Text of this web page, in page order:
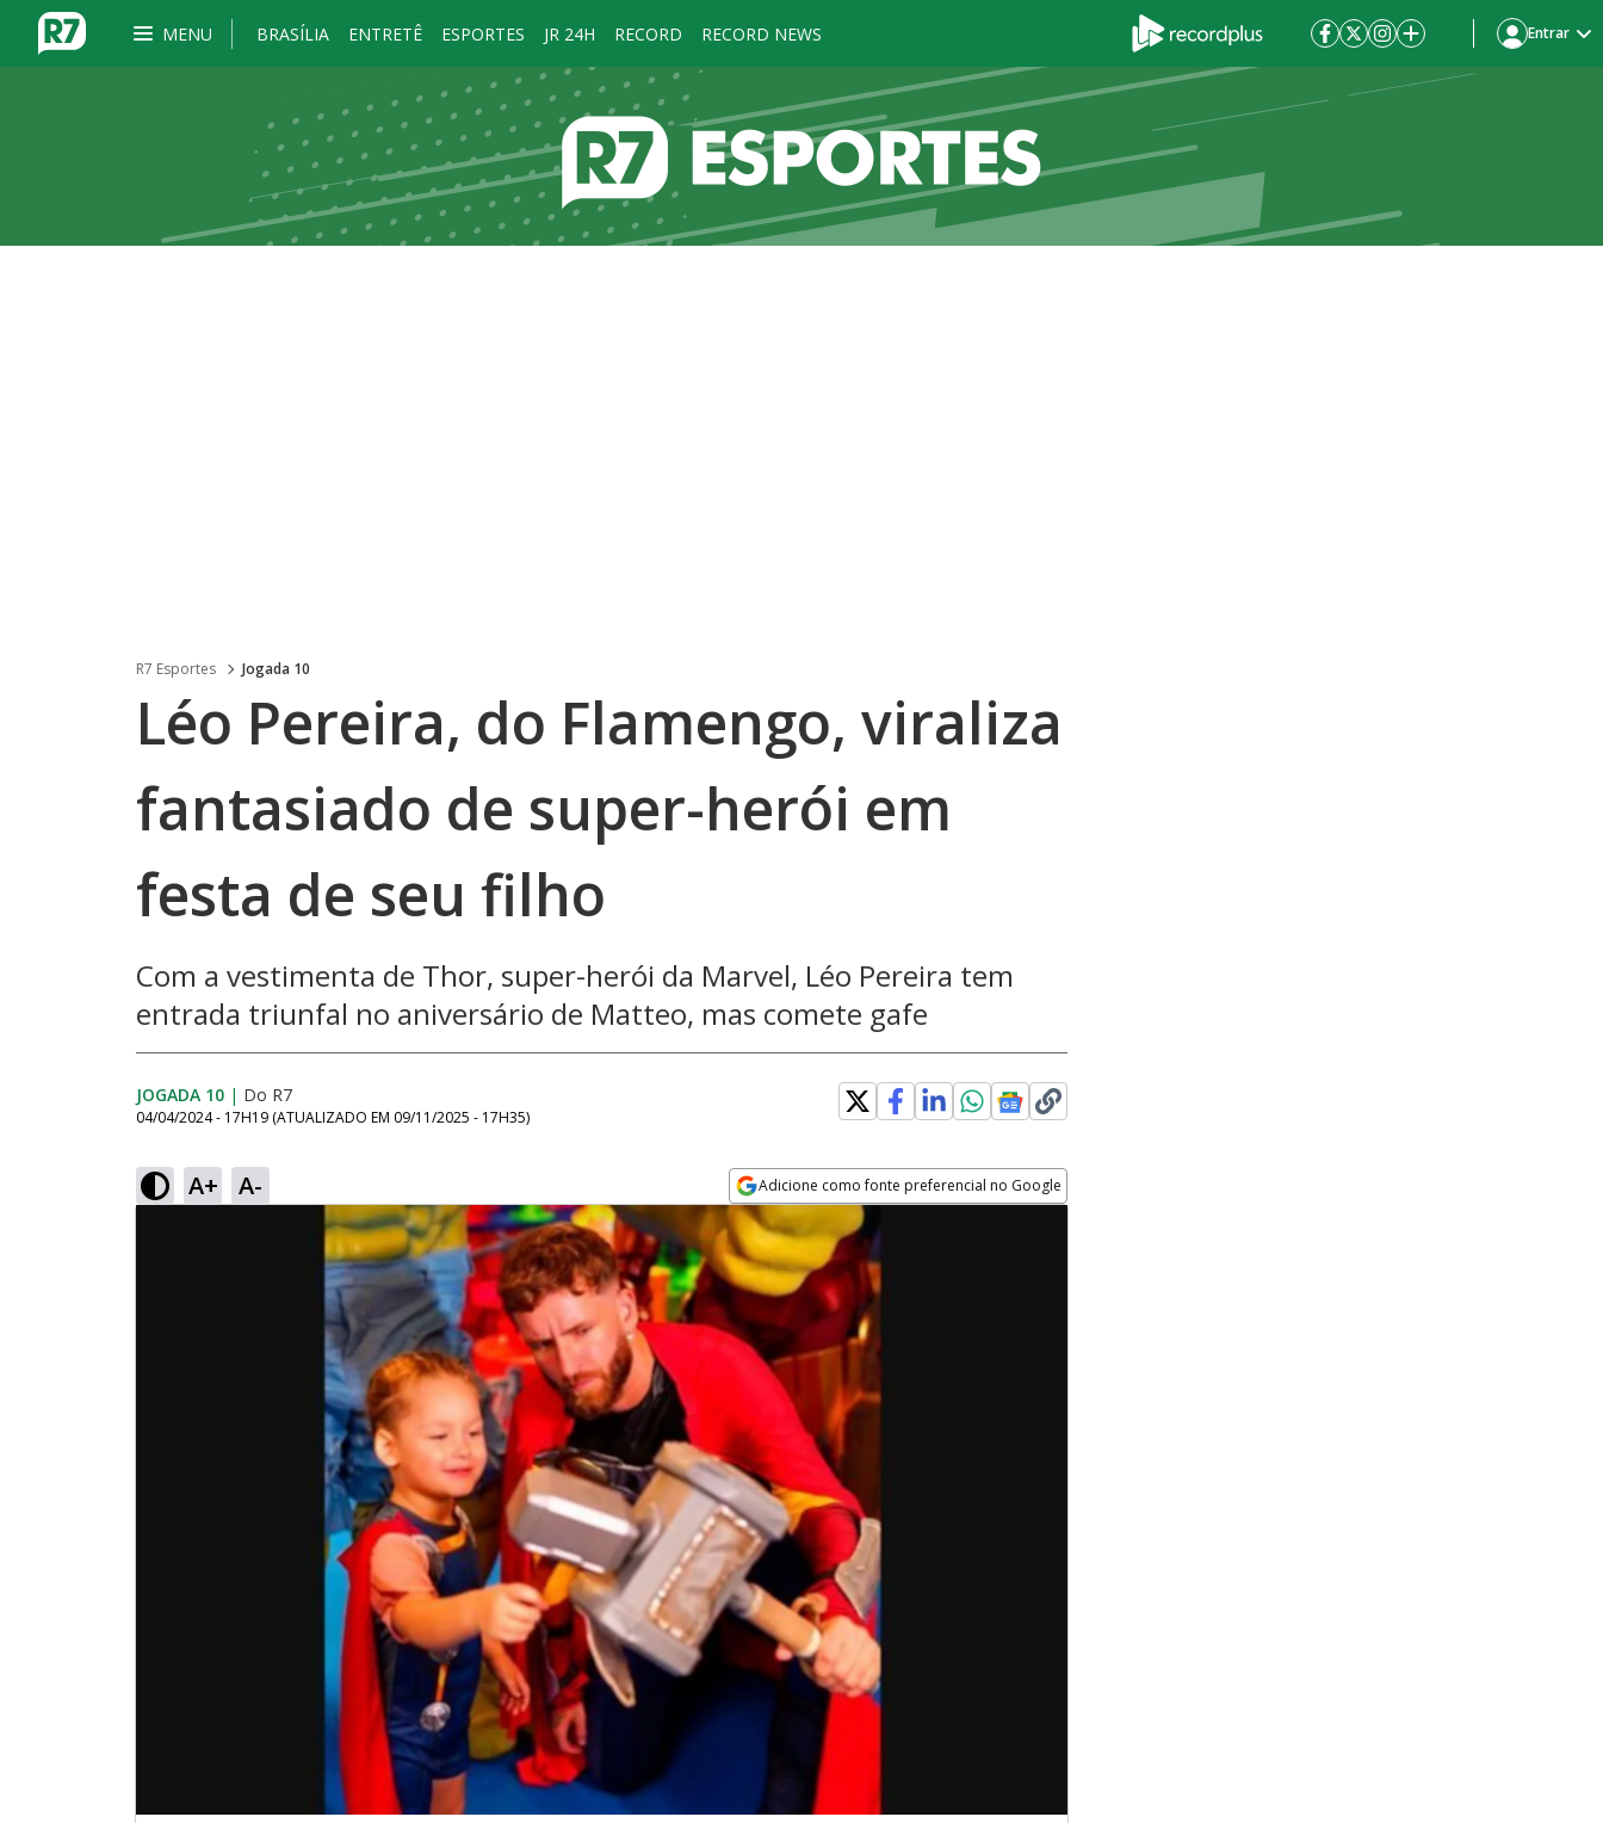
MENU BRASÍLIA ENTRETÊ ESPORTES JR 24H RECORD RECORD NEWS Entrar
R7 Esportes Jogada 10
Léo Pereira, do Flamengo, viraliza
fantasiado de super-herói em
festa de seu filho
Com a vestimenta de Thor, super-herói da Marvel, Léo Pereira tem
entrada triunfal no aniversário de Matteo, mas comete gafe
JOGADA 10 | Do R7
04/04/2024 - 17H19 (ATUALIZADO EM 09/11/2025 - 17H35)
A+ A- Adicione como fonte preferencial no Google
Opens in new window